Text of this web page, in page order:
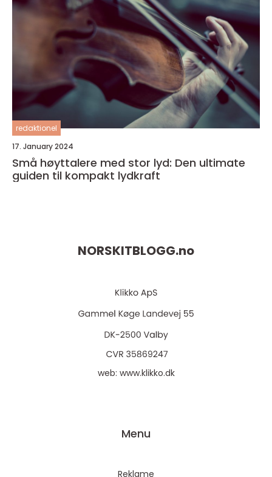
redaktionel
17. January 2024
Små høyttalere med stor lyd: Den ultimate
guiden til kompakt lydkraft
NORSKITBLOGG.no
web: www.klikko.dk
Menu
Reklame